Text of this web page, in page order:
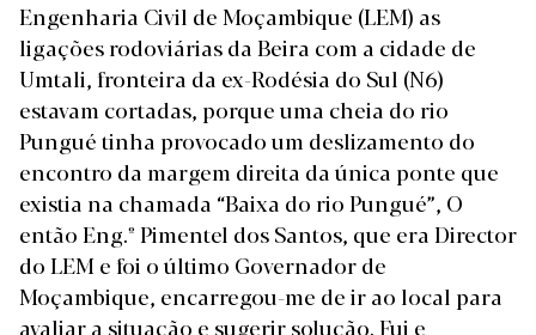
Engenharia Civil de Moçambique (LEM) as
ligações rodoviárias da Beira com a cidade de
Umtali, fronteira da ex-Rodésia do Sul (N6)
estavam cortadas, porque uma cheia do rio
Pungué tinha provocado um deslizamento do
encontro da margem direita da única ponte que
existia na chamada “Baixa do rio Pungué”, O
então Eng.º Pimentel dos Santos, que era Director
do LEM e foi o último Governador de
Moçambique, encarregou-me de ir ao local para
avaliar a situação e sugerir solução. Fui e